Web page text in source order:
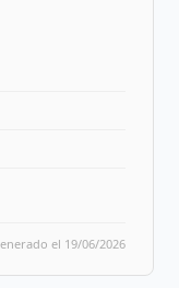
el 19/06/2026